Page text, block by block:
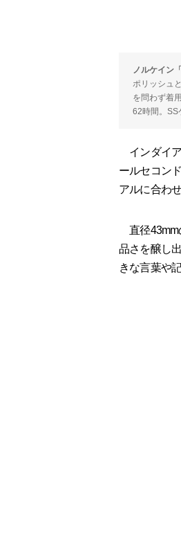
ノルケイン
ポリッシュ
を問わず着
62時間。SS
インダイア
ールセコン
アルに合わ
直径43mm
品さを醸し
きな言葉や